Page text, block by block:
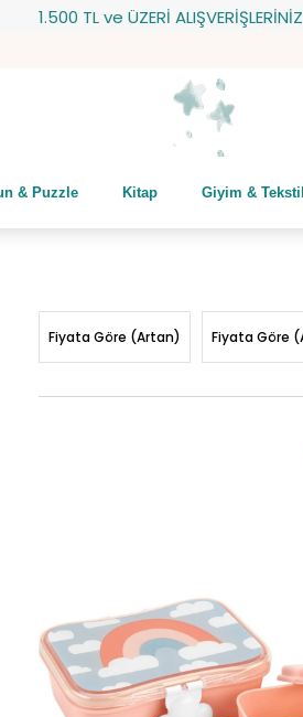
TL ve ÜZERİ ALIŞVERİŞLERİNİZDE
& Puzzle Kitap Giyim & Tekstil
Fiyata Göre (Artan) Fiyata Göre